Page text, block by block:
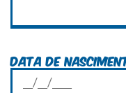
Data de